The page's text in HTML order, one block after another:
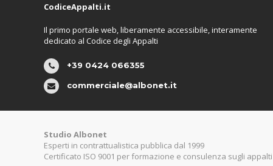
CodiceAppalti.it
Il primo portale web, liberamente accessibile, interamente
dedicato al Codice degli Appalti
+39 0424 066355
commerciale@albonet.it
Studio Albonet
Esperti in contrattualistica pubblica dal 1999
Certificato ISO 9001 per formazione e consulenza sugli appalti